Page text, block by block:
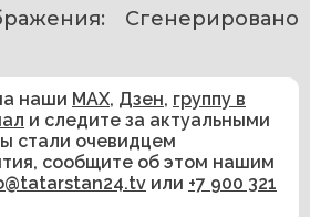
Сгенерировано
наши MAX, Дзен, группу в
и следите за актуальными
стали очевидцем
сообщите об этом нашим
или +7 900 321